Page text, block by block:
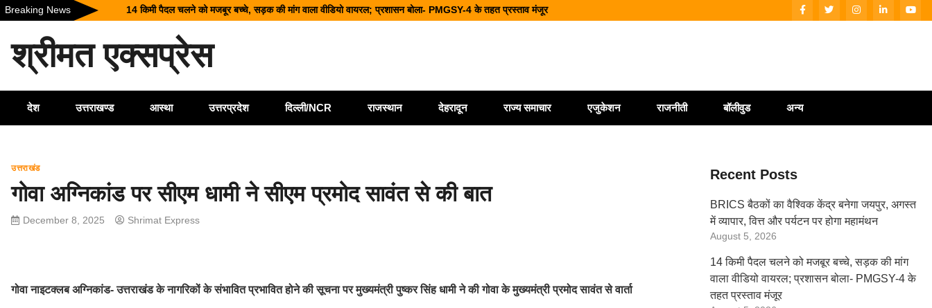
Skip
to
Breaking News
श्रीनगर में किराये के कमरे में मिला बीए छात्र का शव, आत्महत्या की आशंका; पुलिस जांच में जुटी
मुख्य निर्वाचन अधिकारी ने किया मतदान केंद्रों का निरीक्षण, मतदाताओं से लिया फीडबैक
BRICS बैठकों का वैश्विक केंद्र बनेगा जयपुर, अगस्त में व्यापार, वित्त और पर्यटन पर होगा महामंथन
14 किमी पैदल चलने को मजबूर बच्चे, सड़क की मांग वाला वीडियो वायरल; प्रशासन बोला- PMGSY-4 के तहत प्रस्ताव मंजूर
श्रीमत एक्सप्रेस
देश उत्तराखण्ड आस्था उत्तरप्रदेश दिल्ली/NCR राजस्थान देहरादून राज्य समाचार एजुकेशन राजनीती बॉलीवुड अन्य
उत्तराखंड
गोवा अग्निकांड पर सीएम धामी ने सीएम प्रमोद सावंत से की बात
December 8, 2025 Shrimat Express
गोवा नाइटक्लब अग्निकांड- उत्तराखंड के नागरिकों के संभावित प्रभावित होने की सूचना पर मुख्यमंत्री पुष्कर सिंह धामी ने की गोवा के मुख्यमंत्री प्रमोद सावंत से वार्ता
Recent Posts
BRICS बैठकों का वैश्विक केंद्र बनेगा जयपुर, अगस्त
में व्यापार, वित्त और पर्यटन पर होगा महामंथन
August 5, 2026
14 किमी पैदल चलने को मजबूर बच्चे, सड़क की मांग
वाला वीडियो वायरल; प्रशासन बोला- PMGSY-4 के
तहत प्रस्ताव मंजूर